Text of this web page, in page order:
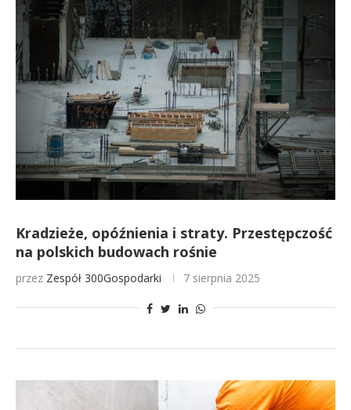
Kradzieże, opóźnienia i straty. Przestępczość
na polskich budowach rośnie
przez Zespół 300Gospodarki 7 sierpnia 2025